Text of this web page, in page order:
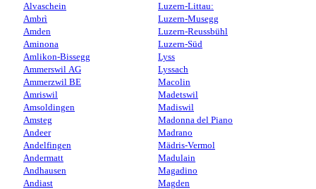
Alvaschein
Ambrì
Amden
Aminona
Amlikon-Bissegg
Ammerswil AG
Ammerzwil BE
Amriswil
Amsoldingen
Amsteg
Andeer
Andelfingen
Andermatt
Andhausen
Andiast
Luzern-Littau:
Luzern-Musegg
Luzern-Reussbühl
Luzern-Süd
Lyss
Lyssach
Macolin
Madetswil
Madiswil
Madonna del Piano
Madrano
Mädris-Vermol
Madulain
Magadino
Magden